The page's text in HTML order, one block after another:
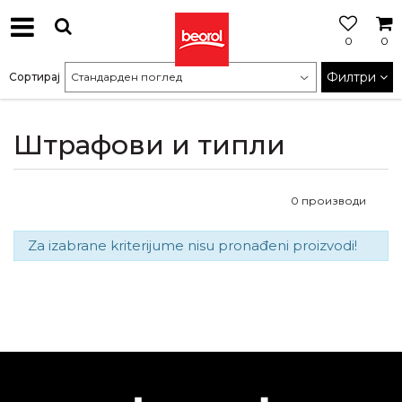
0
0
МОЖНОСТ
БЕСПЛАТНА
ИСПОРАКА
Штрафови и типли
Сортирај Филтри
0 производи
Za izabrane kriterijume nisu pronađeni proizvodi!